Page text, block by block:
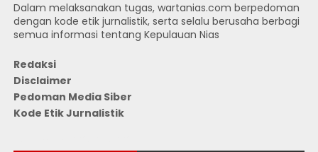
Dalam melaksanakan tugas, wartanias.com berpedoman
dengan kode etik jurnalistik, serta selalu berusaha berbagi
semua informasi tentang Kepulauan Nias
Redaksi
Disclaimer
Pedoman Media Siber
Kode Etik Jurnalistik